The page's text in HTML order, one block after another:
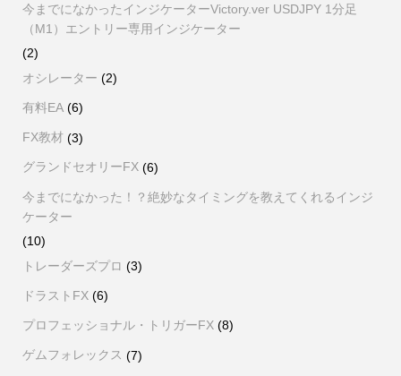
今までになかったインジケーターVictory.ver USDJPY 1分足
（M1）エントリー専用インジケーター
(2)
オシレーター (2)
有料EA(6)
FX教材(3)
グランドセオリーFX(6)
今までになかった！？絶妙なタイミングを教えてくれるインジ
ケーター
(10)
トレーダーズプロ (3)
ドラストFX(6)
プロフェッショナル・トリガーFX(8)
ゲムフォレックス (7)